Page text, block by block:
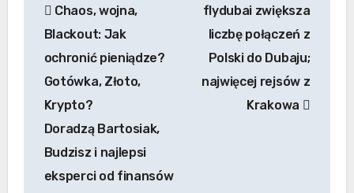
wpisu
Chaos, wojna,
Blackout: Jak
ochronić pieniądze?
Gotówka, Złoto,
Krypto?
Doradzą Bartosiak,
Budzisz i najlepsi
eksperci od finansów
flydubai zwiększa
liczbę połączeń z
Polski do Dubaju;
najwięcej rejsów z
Krakowa